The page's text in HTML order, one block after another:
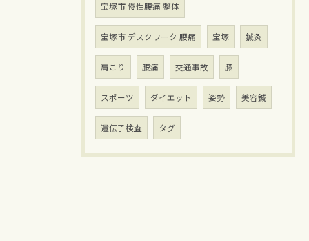
宝塚市 慢性腰痛 整体
宝塚市 デスクワーク 腰痛 宝塚 鍼灸
肩こり 腰痛 交通事故 膝
スポーツ ダイエット 姿勢 美容鍼
遺伝子検査 タグ